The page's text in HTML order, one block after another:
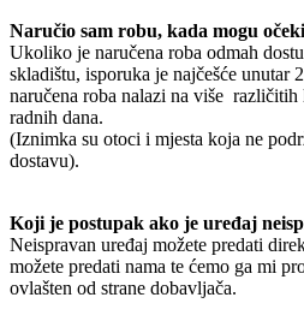
Naručio sam robu, kada mogu
Ukoliko je naručena roba odmah
skladištu, isporuka je najčešće unutar
naručena roba nalazi na više
radnih dana.
(Iznimka su otoci i mjesta koja ne
dostavu).
Koji je postupak ako je uređaj
Neispravan uređaj možete predati
možete predati nama te ćemo ga mi
ovlašten od strane dobavljača.